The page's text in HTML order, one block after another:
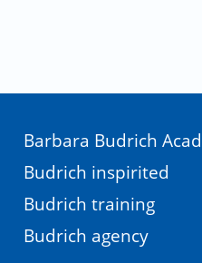
Barbara Budrich
Budrich inspirited
Budrich training
Budrich agency